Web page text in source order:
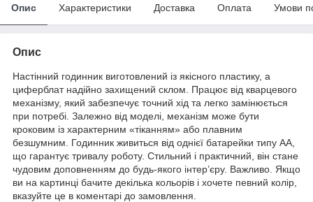
Опис Характеристики Доставка Оплата Умови
Опис
Настінний годинник виготовлений із якісного пластику, а
циферблат надійно захищений склом. Працює від кварцевого
механізму, який забезпечує точний хід та легко замінюється
при потребі. Залежно від моделі, механізм може бути
кроковим із характерним «тіканням» або плавним
безшумним. Годинник живиться від однієї батарейки типу АА,
що гарантує тривалу роботу. Стильний і практичний, він стане
чудовим доповненням до будь-якого інтер’єру. Важливо. Якщо
ви на картинці бачите декілька кольорів і хочете певний колір,
вказуйте це в коментарі до замовлення.